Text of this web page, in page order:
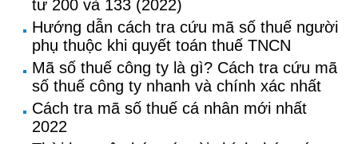
tư 200 và 133 (2022)
Hướng dẫn cách tra cứu mã số thuế người
phụ thuộc khi quyết toán thuế TNCN
Mã số thuế công ty là gì? Cách tra cứu mã
số thuế công ty nhanh và chính xác nhất
Cách tra mã số thuế cá nhân mới nhất
2022